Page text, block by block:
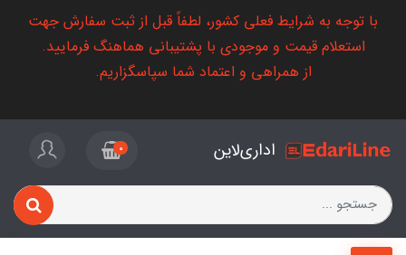
با توجه به شرایط فعلی کشور، لطفاً قبل از ثبت سفارش جهت
استعلام قیمت و موجودی با پشتیبانی هماهنگ فرمایید.
از همراهی و اعتماد شما سپاسگزاریم.
اداری‌لاین 0